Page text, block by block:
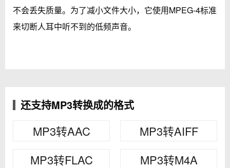
不会丢失质量。为了减小文件大小，它使用MPEG-4标准
来切断人耳中听不到的低频声音。
还支持MP3转换成的格式
MP3转AAC
MP3转AIFF
MP3转FLAC
MP3转M4A